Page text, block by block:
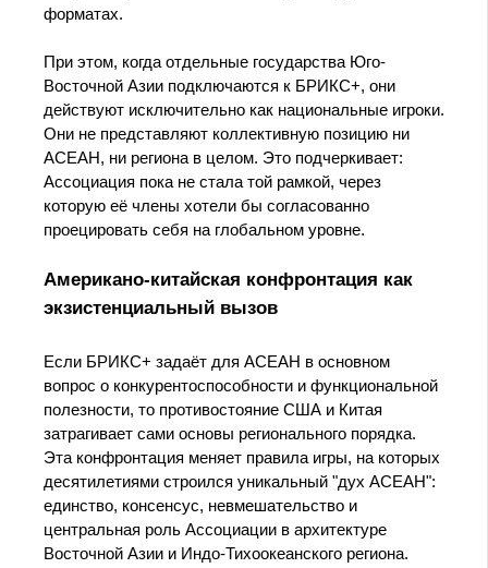
форматах.
При этом, когда отдельные государства Юго-
Восточной Азии подключаются к БРИКС+, они
действуют исключительно как национальные игроки.
Они не представляют коллективную позицию ни
АСЕАН, ни региона в целом. Это подчеркивает:
Ассоциация пока не стала той рамкой, через
которую её члены хотели бы согласованно
проецировать себя на глобальном уровне.
Американо-китайская конфронтация как
экзистенциальный вызов
Если БРИКС+ задаёт для АСЕАН в основном
вопрос о конкурентоспособности и функциональной
полезности, то противостояние США и Китая
затрагивает сами основы регионального порядка.
Эта конфронтация меняет правила игры, на которых
десятилетиями строился уникальный "дух АСЕАН":
единство, консенсус, невмешательство и
центральная роль Ассоциации в архитектуре
Восточной Азии и Индо‑Тихоокеанского региона.